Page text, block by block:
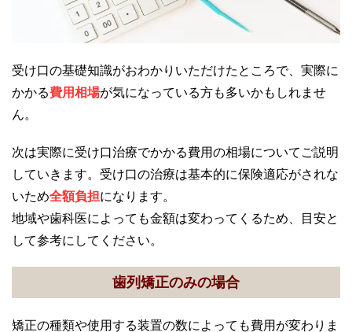
受け口の基礎知識がおわかりいただけたところで、実際に
かかる費用相場が気になっている方も多いかもしれませ
ん。
次は実際に受け口治療でかかる費用の相場についてご説明
していきます。受け口の治療は基本的に保険適応がされな
いため全額負担になります。
地域や歯科医によっても金額は変わってくるため、目安と
して参考にしてください。
歯列矯正のみの場合
矯正の種類や使用する装置の数によっても費用が変わりま